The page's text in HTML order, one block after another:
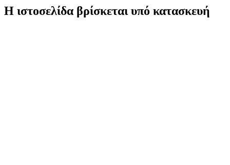
Η ιστοσελίδα βρίσκεται υπό κατασκευή